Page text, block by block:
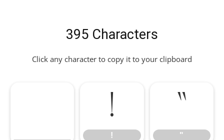
395 Characters
Click any character to copy it to your clipboard
!
!
"
"